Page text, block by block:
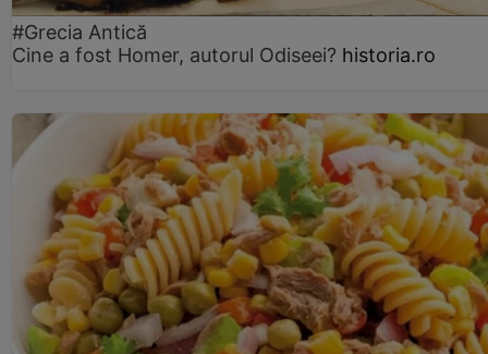
#Grecia Antică
Cine a fost Homer, autorul Odiseei? historia.ro